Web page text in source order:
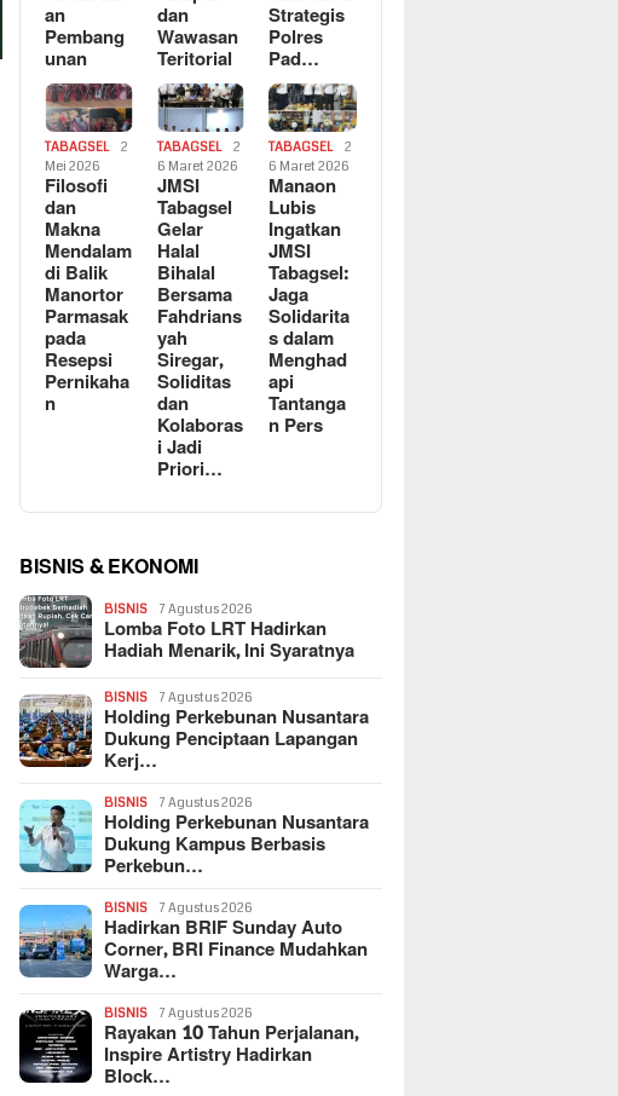
an
Pembang
unan
dan
Wawasan
Teritorial
Strategis
Polres
Pad…
TABAGSEL
2
Mei 2026
Filosofi
dan
Makna
Mendalam
di Balik
Manortor
Parmasak
pada
Resepsi
Pernikaha
n
TABAGSEL
2
6 Maret 2026
JMSI
Tabagsel
Gelar
Halal
Bihalal
Bersama
Fahdrians
yah
Siregar,
Soliditas
dan
Kolaboras
i Jadi
Priori…
TABAGSEL
2
6 Maret 2026
Manaon
Lubis
Ingatkan
JMSI
Tabagsel:
Jaga
Solidarita
s dalam
Menghad
api
Tantanga
n Pers
BISNIS & EKONOMI
BISNIS 7 Agustus 2026
Lomba Foto LRT Hadirkan
Hadiah Menarik, Ini Syaratnya
BISNIS 7 Agustus 2026
Holding Perkebunan Nusantara
Dukung Penciptaan Lapangan
Kerj…
BISNIS 7 Agustus 2026
Holding Perkebunan Nusantara
Dukung Kampus Berbasis
Perkebun…
BISNIS 7 Agustus 2026
Hadirkan BRIF Sunday Auto
Corner, BRI Finance Mudahkan
Warga…
BISNIS 7 Agustus 2026
Rayakan 10 Tahun Perjalanan,
Inspire Artistry Hadirkan
Block…